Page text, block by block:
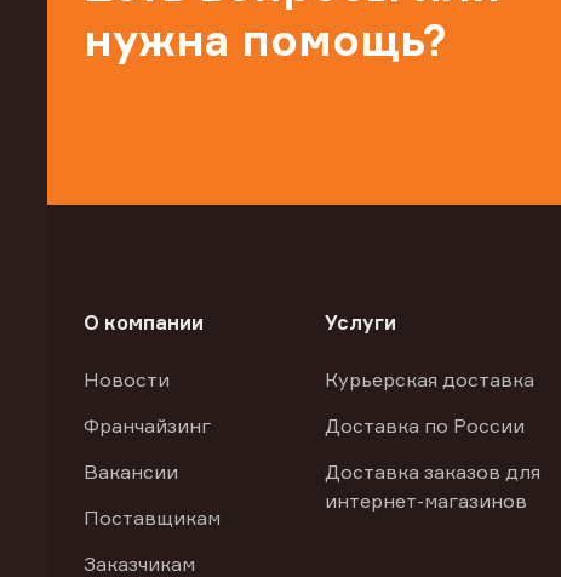
нужна помощь?
О компании
Новости
Франчайзинг
Вакансии
Поставщикам
Заказчикам
Услуги
Курьерская доставка
Доставка по России
Доставка заказов для
интернет-магазинов